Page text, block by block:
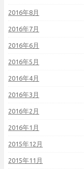
2016年8月
2016年7月
2016年6月
2016年5月
2016年4月
2016年3月
2016年2月
2016年1月
2015年12月
2015年11月